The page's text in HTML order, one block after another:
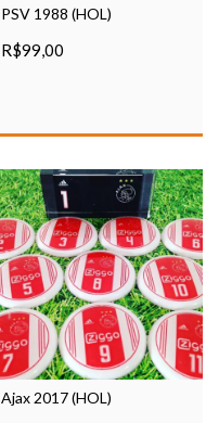
PSV 1988 (HOL)
R$99,00
Ajax 2017 (HOL)